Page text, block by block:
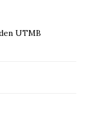
UTMB